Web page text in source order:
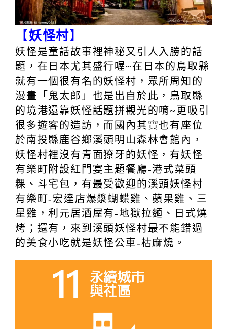
【 妖怪村】
妖怪是童話故事裡神秘又引人入勝的話
題，在日本尤其盛行喔~在日本的鳥取縣
就有一個很有名的妖怪村，眾所周知的
漫畫「鬼太郎」也是出自於此，鳥取縣
的境港還靠妖怪話題拼觀光的唷~更吸引
很多遊客的造訪，而國內其實也有座位
於南投縣鹿谷鄉溪頭明山森林會館內，
妖怪村裡沒有青面獠牙的妖怪，有妖怪
有樂町附設紅門宴主題餐廳-港式菜頭
粿、斗宅包，有最受歡迎的溪頭妖怪村
有樂町-宏達店爆漿蝴蝶雞、蘋果雞、三
星雞，利元居酒屋有-地獄拉麵、日式燒
烤；還有，來到溪頭妖怪村最不能錯過
的美食小吃就是妖怪公車-枯麻燒。